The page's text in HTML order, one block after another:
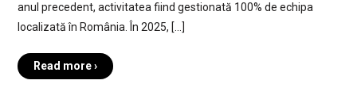
anul precedent, activitatea fiind gestionată 100% de echipa
localizată în România. În 2025, […]
Read more ›